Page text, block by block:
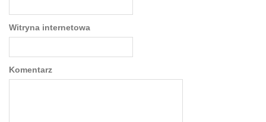
Witryna internetowa
Komentarz